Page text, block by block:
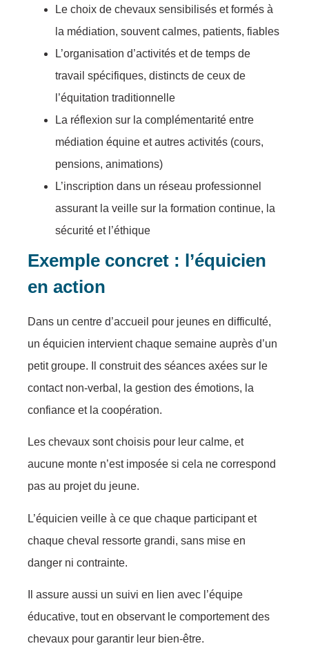
Le choix de chevaux sensibilisés et formés à
la médiation, souvent calmes, patients, fiables
L’organisation d’activités et de temps de
travail spécifiques, distincts de ceux de
l’équitation traditionnelle
La réflexion sur la complémentarité entre
médiation équine et autres activités (cours,
pensions, animations)
L’inscription dans un réseau professionnel
assurant la veille sur la formation continue, la
sécurité et l’éthique
Exemple concret : l’équicien
en action
Dans un centre d’accueil pour jeunes en difficulté,
un équicien intervient chaque semaine auprès d’un
petit groupe. Il construit des séances axées sur le
contact non-verbal, la gestion des émotions, la
confiance et la coopération.
Les chevaux sont choisis pour leur calme, et
aucune monte n’est imposée si cela ne correspond
pas au projet du jeune.
L’équicien veille à ce que chaque participant et
chaque cheval ressorte grandi, sans mise en
danger ni contrainte.
Il assure aussi un suivi en lien avec l’équipe
éducative, tout en observant le comportement des
chevaux pour garantir leur bien-être.